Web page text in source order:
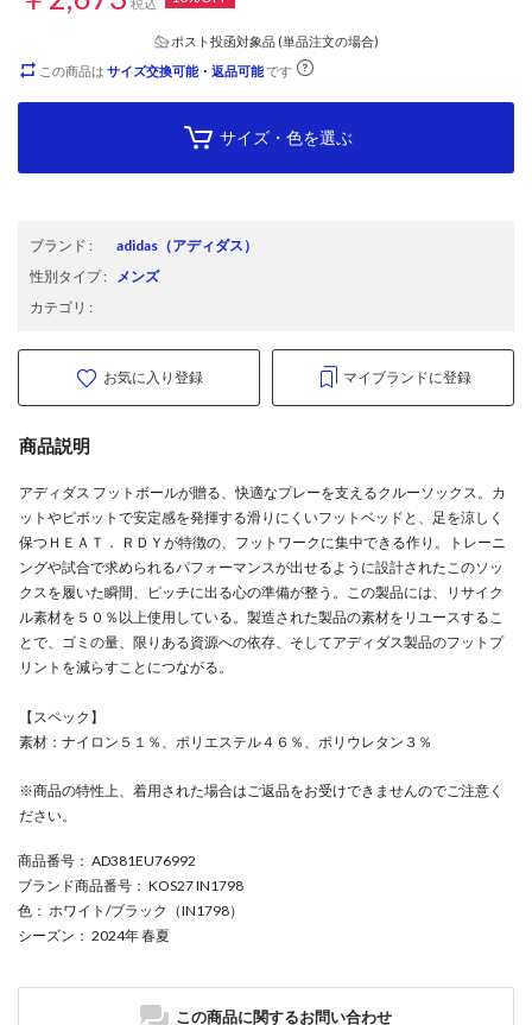
税込
ポスト投函対象品 (単品注文の場合)
この商品は サイズ交換可能・返品可能です
サイズ・色を選ぶ
ブランド : adidas （アディダス）
性別タイプ: メンズ
カテゴリ :
お気に入り登録 マイブランドに登録
商品説明
アディダス フットボールが贈る、快適なプレーを支えるクルーソックス。カ
ットやピボットで安定感を発揮する滑りにくいフットベッドと、足を涼しく
保つＨＥＡＴ． ＲＤＹが特徴の、フットワークに集中できる作り。トレーニ
ングや試合で求められるパフォーマンスが出せるように設計されたこのソッ
クスを履いた瞬間、ピッチに出る心の準備が整う。この製品には、リサイク
ル素材を５０％以上使用している。製造された製品の素材をリユースするこ
とで、ゴミの量、限りある資源への依存、そしてアディダス製品のフットプ
リントを減らすことにつながる。
【スペック】
素材：ナイロン５１％、ポリエステル４６％、ポリウレタン３％
※商品の特性上、着用された場合はご返品をお受けできませんのでご注意く
ださい。
商品番号 ： AD381EU76992
ブランド商品番号 ： KOS27 IN1798
色 ： ホワイト/ブラック（IN1798）
シーズン ： 2024年 春夏
この商品に関するお問い合わせ